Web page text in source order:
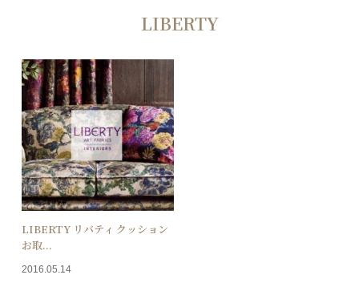
LIBERTY
LIBERTY リバティ クッション
お取...
2016.05.14